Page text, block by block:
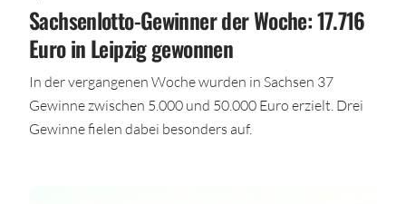
Sachsenlotto-Gewinner der Woche: 17.716
Euro in Leipzig gewonnen
In der vergangenen Woche wurden in Sachsen 37
Gewinne zwischen 5.000 und 50.000 Euro erzielt. Drei
Gewinne fielen dabei besonders auf.